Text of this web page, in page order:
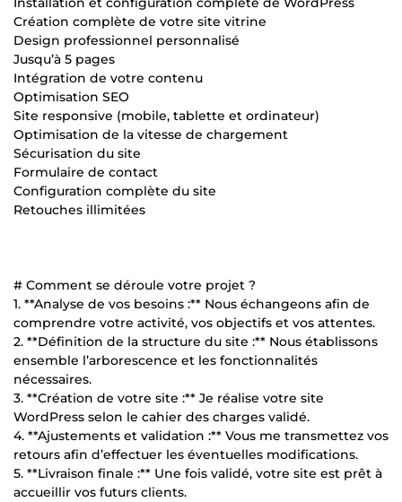
Création complète de votre site vitrine
Design professionnel personnalisé
Jusqu’à 5 pages
Intégration de votre contenu
Optimisation SEO
Site responsive (mobile, tablette et ordinateur)
Optimisation de la vitesse de chargement
Sécurisation du site
Formulaire de contact
Configuration complète du site
Retouches illimitées
# Comment se déroule votre projet ?
1. **Analyse de vos besoins :** Nous échangeons afin de
comprendre votre activité, vos objectifs et vos attentes.
2. **Définition de la structure du site :** Nous établissons
ensemble l’arborescence et les fonctionnalités
nécessaires.
3. **Création de votre site :** Je réalise votre site
WordPress selon le cahier des charges validé.
4. **Ajustements et validation :** Vous me transmettez vos
retours afin d’effectuer les éventuelles modifications.
5. **Livraison finale :** Une fois validé, votre site est prêt à
accueillir vos futurs clients.